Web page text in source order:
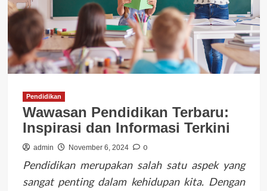
Pendidikan
Wawasan Pendidikan Terbaru:
Inspirasi dan Informasi Terkini
admin November 6, 2024 0
Pendidikan merupakan salah satu aspek yang
sangat penting dalam kehidupan kita. Dengan